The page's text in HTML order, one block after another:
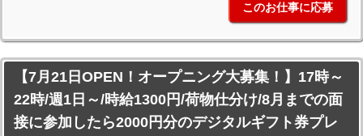
このお仕事に応募
【7月21日OPEN！オープニング大募集！】17時～
22時/週1日～/時給1300円/荷物仕分け/8月までの面
接に参加したら2000円分のデジタルギフト券プレ